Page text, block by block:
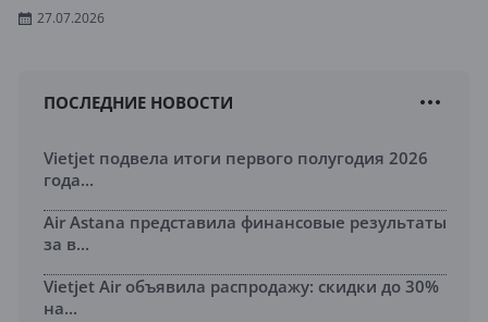
27.07.2026
ПОСЛЕДНИЕ НОВОСТИ
Vietjet подвела итоги первого полугодия 2026
года...
Air Astana представила финансовые результаты
за в...
Vietjet Air объявила распродажу: скидки до 30%
на...